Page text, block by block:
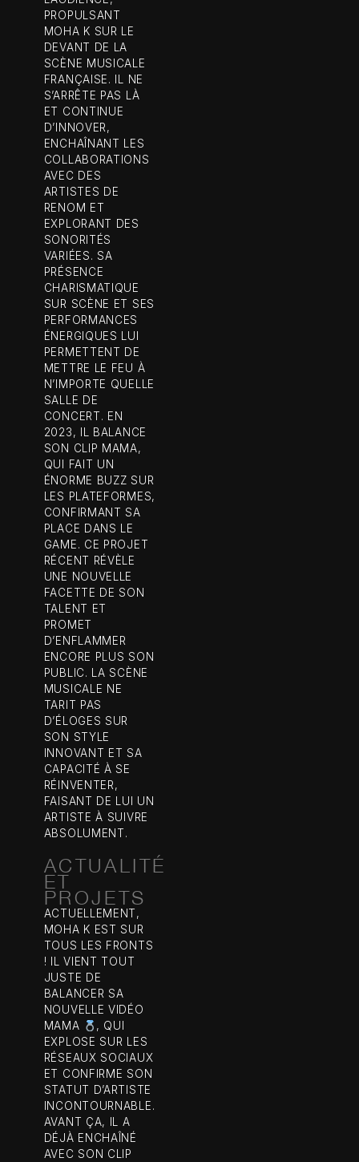
PROPULSANT
MOHA K SUR LE
DEVANT DE LA
SCÈNE MUSICALE
FRANÇAISE. IL NE
S’ARRÊTE PAS LÀ
ET CONTINUE
D’INNOVER,
ENCHAÎNANT LES
COLLABORATIONS
AVEC DES
ARTISTES DE
RENOM ET
EXPLORANT DES
SONORITÉS
VARIÉES. SA
PRÉSENCE
CHARISMATIQUE
SUR SCÈNE ET SES
PERFORMANCES
ÉNERGIQUES LUI
PERMETTENT DE
METTRE LE FEU À
N’IMPORTE QUELLE
SALLE DE
CONCERT. EN
2023, IL BALANCE
SON CLIP MAMA,
QUI FAIT UN
ÉNORME BUZZ SUR
LES PLATEFORMES,
CONFIRMANT SA
PLACE DANS LE
GAME. CE PROJET
RÉCENT RÉVÈLE
UNE NOUVELLE
FACETTE DE SON
TALENT ET
PROMET
D’ENFLAMMER
ENCORE PLUS SON
PUBLIC. LA SCÈNE
MUSICALE NE
TARIT PAS
D’ÉLOGES SUR
SON STYLE
INNOVANT ET SA
CAPACITÉ À SE
RÉINVENTER,
FAISANT DE LUI UN
ARTISTE À SUIVRE
ABSOLUMENT.
ACTUALITÉ
ET
PROJETS
ACTUELLEMENT,
MOHA K EST SUR
TOUS LES FRONTS
! IL VIENT TOUT
JUSTE DE
BALANCER SA
NOUVELLE VIDÉO
MAMA
, QUI
EXPLOSE SUR LES
RÉSEAUX SOCIAUX
ET CONFIRME SON
STATUT D’ARTISTE
INCONTOURNABLE.
AVANT ÇA, IL A
DÉJÀ ENCHAÎNÉ
AVEC SON CLIP